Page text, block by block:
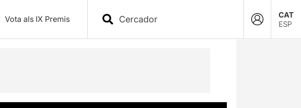
Vota als IX Premis
CAT
ESP